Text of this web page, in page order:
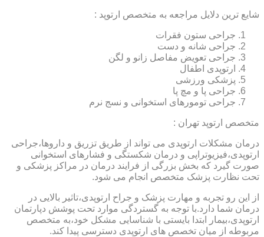
شایع ترین دلایل مراجعه به متخصص ارتوپد :
جراحی ستون فقرات
جراحی شانه و دست
جراحی تعویض مفاصل زانو و لگن
ارتوپدی اطفال
پزشکی ورزشی
جراحی پا و مچ پا
جراحی تومورهای استخوانی و نسج نرم
متخصص ارتوپد تهران :
درمان مشکلات ارتوپدی می تواند از طریق تزریق و داروها،جراحی
ارتوپدی،فیزیوتراپی و درمان شکستگی و فشارهای استخوانی
صورت گیرد که بخش بزرگی از فرایند درمان در مراکز پزشکی و
تحت نظارت پزشک متخصص انجام می شود.
از این رو تجربه و مهارت پزشک و جراح ارتوپدی،تاثیر بالایی در
درمان شما دارد.با توجه به گستردگی موارد تحت پوشش دپارتمان
ارتوپدی،بیمار ابتدا بایستی با شناسایی مشکل خود،به متخصص
مربوطه از میان تخصص های ارتوپدی دسترسی پیدا کند.